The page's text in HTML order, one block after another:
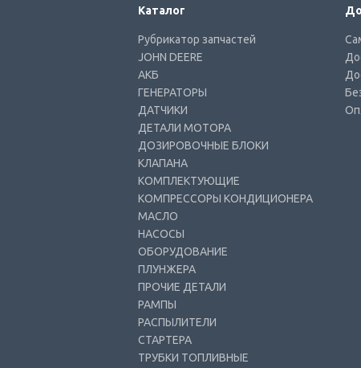
Каталог
Рубрикатор запчастей
JOHN DEERE
АКБ
ГЕНЕРАТОРЫ
ДАТЧИКИ
ДЕТАЛИ МОТОРА
ДОЗИРОВОЧНЫЕ БЛОКИ
КЛАПАНА
КОМПЛЕКТУЮЩИЕ
КОМПРЕССОРЫ КОНДИЦИОНЕРА
МАСЛО
НАСОСЫ
ОБОРУДОВАНИЕ
ПЛУНЖЕРА
ПРОЧИЕ ДЕТАЛИ
РАМПЫ
РАСПЫЛИТЕЛИ
СТАРТЕРА
ТРУБКИ ТОПЛИВНЫЕ